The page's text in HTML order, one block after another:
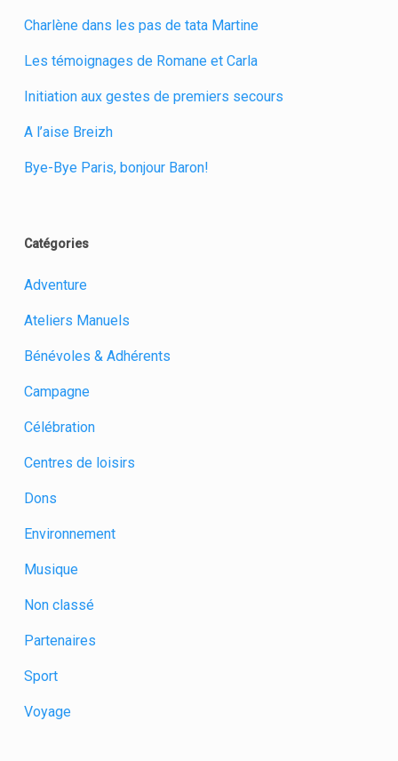
Charlène dans les pas de tata Martine
Les témoignages de Romane et Carla
Initiation aux gestes de premiers secours
A l’aise Breizh
Bye-Bye Paris, bonjour Baron!
Catégories
Adventure
Ateliers Manuels
Bénévoles & Adhérents
Campagne
Célébration
Centres de loisirs
Dons
Environnement
Musique
Non classé
Partenaires
Sport
Voyage